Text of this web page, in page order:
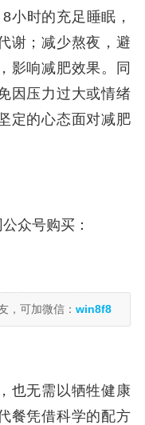
小时的充足睡眠，
谢；减少熬夜，避
影响减肥效果。同
因压力过大或情绪
定的心态面对减肥
众号购买：
，可加微信： win8f8
也无需以牺牲健康
餐凭借科学的配方